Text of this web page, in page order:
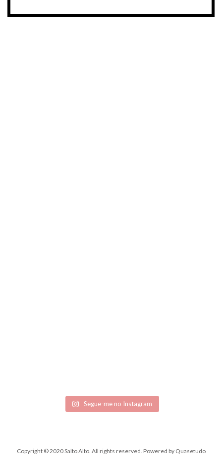
Segue-me no Instagram
Copyright © 2020 Salto Alto. All rights reserved. Powered by Quasetudo